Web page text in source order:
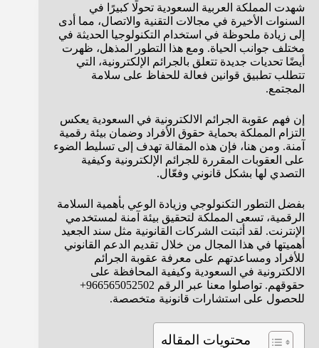
شهدت المملكة العربية السعودية تحولًا كبيرًا في
السنوات الأخيرة في مجالات التقنية والاتصال، مما أدى
إلى زيادة ملحوظة في استخدام التكنولوجيا الحديثة في
مختلف جوانب الحياة. ومع هذا التطور المذهل، ظهرت
أيضًا تحديات جديدة تتعلق بالجرائم الإلكترونية، التي
تتطلب تطبيق قوانين فعالة للحفاظ على سلامة
المجتمع.
إن فهم عقوبة الجرائم الالكترونية في السعودية يعكس
التزام المملكة بحماية حقوق الأفراد وضمان بيئة رقمية
آمنة. ومن هنا، فإن هذه المقالة تهدف إلى تسليط الضوء
على العقوبات المقررة للجرائم الإلكترونية وكيفية
التصدي لها بشكل قانوني وفعّال.
بفضل التطور التكنولوجي وزيادة الوعي بأهمية السلامة
الرقمية، تسعى المملكة لتحقيق بيئة آمنة لمستخدمي
الإنترنت. لقد أثبتت الشركات القانونية مثل سند الجعيد
أهميتها في هذا المجال من خلال تقديم الدعم القانوني
للأفراد ومساعدتهم على معرفة عقوبة الجرائم
الالكترونية في السعودية وكيفية المحافظة على
حقوقهم. تواصلوا معنا عبر الرقم 966565052502+
للحصول على استشارات قانونية متخصصة.
محتويات المقاله